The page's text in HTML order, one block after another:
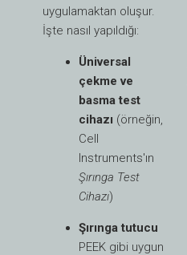
uygulamaktan oluşur.
İşte nasıl yapıldığı:
Üniversal
çekme ve
basma test
cihazı (örneğin,
Cell
Instruments'ın
Şırınga Test
Cihazı)
Şırınga tutucu
PEEK gibi uygun